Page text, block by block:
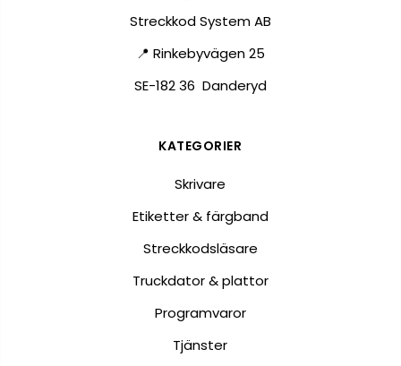
Streckkod System AB
📍 Rinkebyvägen 25
SE-182 36 Danderyd
KATEGORIER
Skrivare
Etiketter & färgband
Streckkodsläsare
Truckdator & plattor
Programvaror
Tjänster